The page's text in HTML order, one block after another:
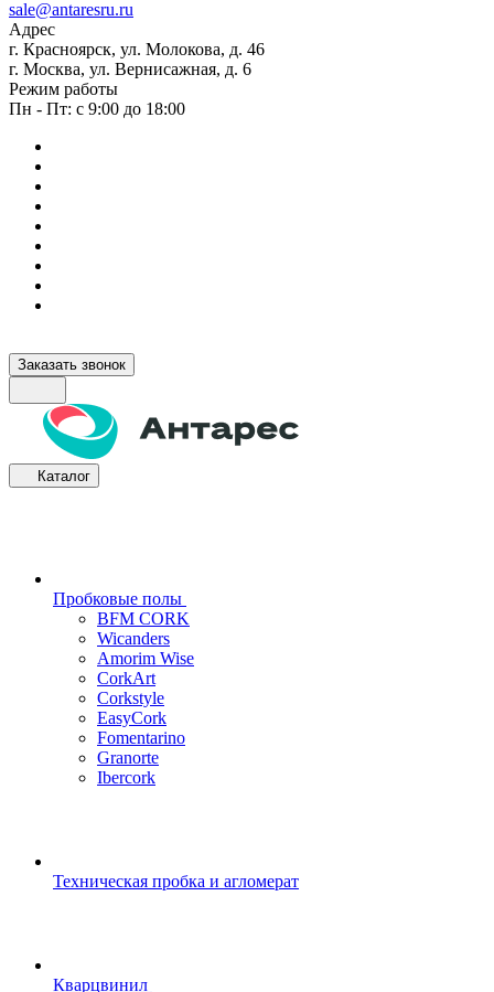
sale@antaresru.ru
Адрес
г. Красноярск, ул. Молокова, д. 46
г. Москва, ул. Вернисажная, д. 6
Режим работы
Пн - Пт: с 9:00 до 18:00
Заказать звонок
Каталог
Пробковые полы
BFM CORK
Wicanders
Amorim Wise
CorkArt
Corkstyle
EasyCork
Fomentarino
Granorte
Ibercork
Техническая пробка и агломерат
Кварцвинил